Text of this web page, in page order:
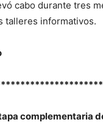
cabo durante tres
talleres informativos.
complementaria